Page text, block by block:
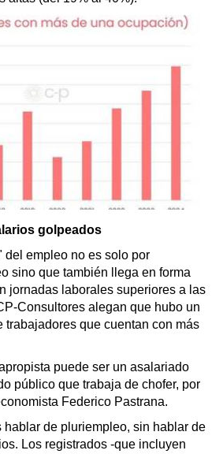
golpeados
del empleo no es solo por
sino que también llega en forma
jornadas laborales superiores a las
Consultores alegan que hubo un
trabajadores que cuentan con más
puede ser un asalariado
público que trabaja de chofer, por
Federico Pastrana.
hablar de pluriempleo, sin hablar de
Los registrados -que incluyen